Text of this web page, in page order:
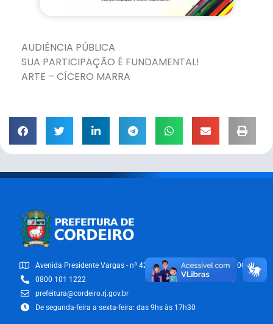
AUDIÊNCIA PÚBLICA
SUA PARTICIPAÇÃO É FUNDAMENTAL!
ARTE – CÍCERO MARRA
Avenida Presidente Vargas - nº 42/54 - Centro - CEP: 28540-000
0800 101 1222
prefeitura@cordeiro.rj.gov.br
De segunda-feira a sexta-feira: das 9hs às 17h30